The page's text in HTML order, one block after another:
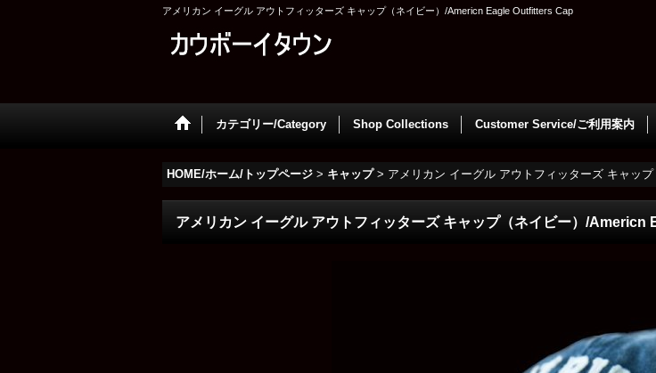
アメリカン イーグル アウトフィッターズ キャップ（ネイビー）/Americn Eagle Outfitters Cap
カテゴリー/Category Shop Collections Customer Service/ご利用案内
HOME/ホーム/トップページ > キャップ > アメリカン イーグル アウトフィッターズ キャッ
アメリカン イーグル アウトフィッターズ キャップ（ネイビー）/